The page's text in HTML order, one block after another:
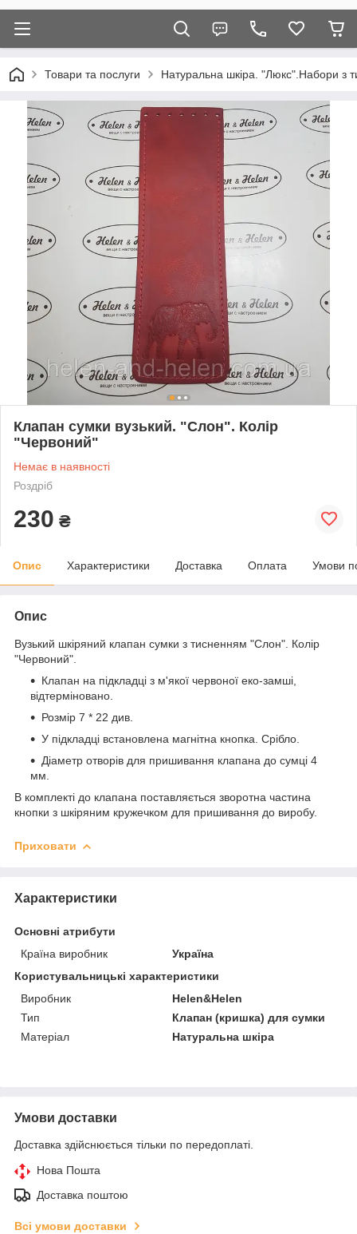
Товари та послуги Натуральна шкіра. "Люкс".Набори з
Клапан сумки вузький. "Слон". Колір
"Червоний"
Немає в наявності
Роздріб
230 ₴
Опис Характеристики Доставка Оплата Умови
Опис
Вузький шкіряний клапан сумки з тисненням "Слон". Колір
"Червоний".
Клапан на підкладці з м'якої червоної еко-замші,
відтерміновано.
Розмір 7 * 22 див.
У підкладці встановлена магнітна кнопка. Срібло.
Діаметр отворів для пришивання клапана до сумці 4
мм.
В комплекті до клапана поставляється зворотна частина
кнопки з шкіряним кружечком для пришивання до виробу.
Приховати
Характеристики
Основні атрибути
Країна виробник
Україна
Користувальницькі характеристики
Виробник
Helen&Helen
Тип
Клапан (кришка) для сумки
Матеріал
Натуральна шкіра
Умови доставки
Доставка здійснюється тільки по передоплаті.
Нова Пошта
Доставка поштою
Всі умови доставки